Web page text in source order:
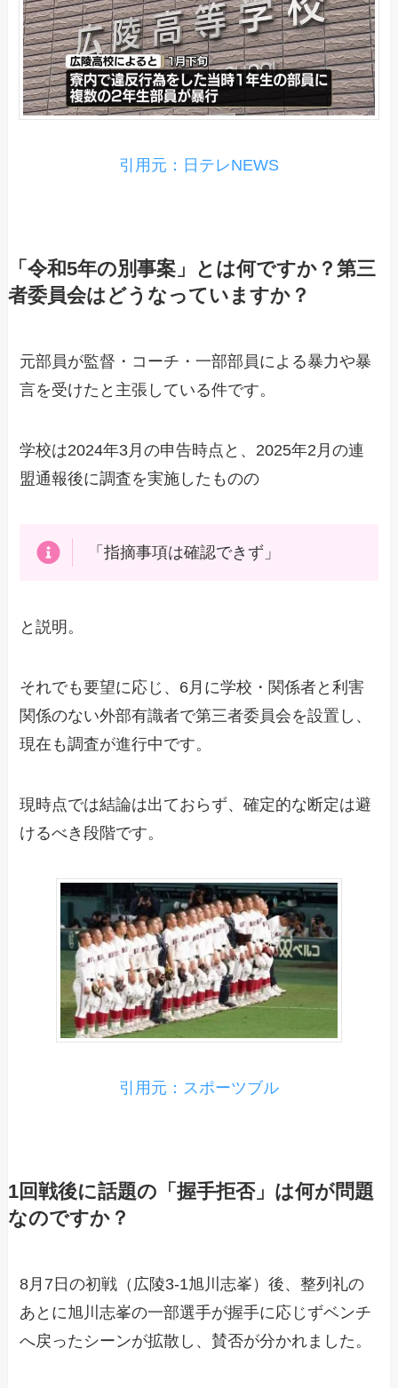
引用元：日テレNEWS
「令和5年の別事案」とは何ですか？第三
者委員会はどうなっていますか？
元部員が監督・コーチ・一部部員による暴力や暴
言を受けたと主張している件です。
学校は2024年3月の申告時点と、2025年2月の連
盟通報後に調査を実施したものの
「指摘事項は確認できず」
と説明。
それでも要望に応じ、6月に学校・関係者と利害
関係のない外部有識者で第三者委員会を設置し、
現在も調査が進行中です。
現時点では結論は出ておらず、確定的な断定は避
けるべき段階です。
引用元：スポーツブル
1回戦後に話題の「握手拒否」は何が問題
なのですか？
8月7日の初戦（広陵3-1旭川志峯）後、整列礼の
あとに旭川志峯の一部選手が握手に応じずベンチ
へ戻ったシーンが拡散し、賛否が分かれました。